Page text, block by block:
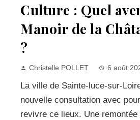
Culture : Quel
Manoir de la
?
Christelle POLLET 6 août
La ville de Sainte-luce-sur-
nouvelle consultation avec
revivre ce lieux. Une